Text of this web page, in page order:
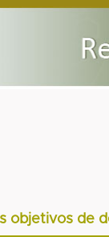
objetivos de